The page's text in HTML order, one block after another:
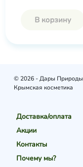
В корзину
© 2026 - Дары Природы
Крымская косметика
Доставка/оплата
Акции
Контакты
Почему мы?